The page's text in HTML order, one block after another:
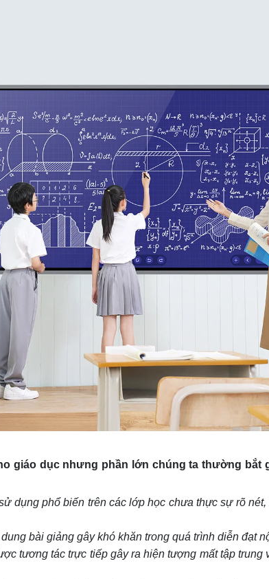
giáo dục nhưng phần lớn chúng ta thường bắt
dụng phổ biến trên các lớp học chưa thực sự rõ
bài giảng gây khó khăn trong quá trình diễn đạt
tương tác trực tiếp gây ra hiện tượng mất tập